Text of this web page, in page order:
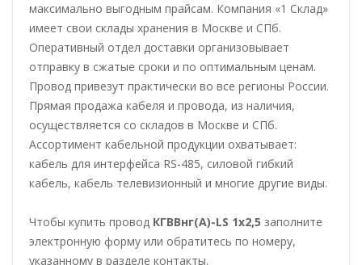
максимально выгодным прайсам. Компания «1 Склад»
имеет свои склады хранения в Москве и СПб.
Оперативный отдел доставки организовывает
отправку в сжатые сроки и по оптимальным ценам.
Провод привезут практически во все регионы России.
Прямая продажа кабеля и провода, из наличия,
осуществляется со складов в Москве и СПб.
Ассортимент кабельной продукции охватывает:
кабель для интерфейса RS-485, силовой гибкий
кабель, кабель телевизионный и многие другие виды.
Чтобы купить провод КГВВнг(А)-LS 1х2,5 заполните
электронную форму или обратитесь по номеру,
указанному в разделе контакты.